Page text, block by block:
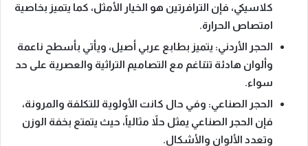
كلاسيكي، فإن الترافرتين هو الخيار الأمثل، كما يتميز بخاصية
امتصاص الحرارة.
الحجر الأردني: يتميز بطابع عربي أصيل، ويأتي بأسطح ناعمة
وألوان هادئة تتناغم مع التصاميم التراثية والعصرية على حد
سواء.
الحجر الصناعي: وفي حال كانت الأولوية للتكلفة والمرونة،
فإن الحجر الصناعي يمثل حلاً مثالياً، حيث يتمتع بخفة الوزن
وتعدد الألوان والأشكال.